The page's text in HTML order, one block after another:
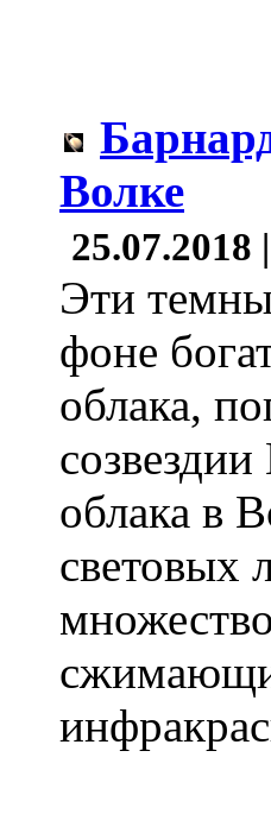
Волке
25.07.2018 |
Эти
фоне
облака,
облака в
световых